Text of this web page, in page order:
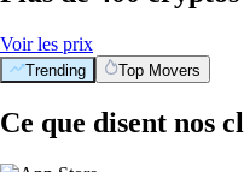
Voir les prix
Trending Top Movers
Ce que disent nos